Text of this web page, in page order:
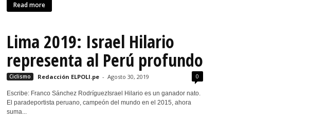
Read more
Lima 2019: Israel Hilario
representa al Perú profundo
Ciclismo Redacción ELPOLI.pe - Agosto 30, 2019 0
Escribe: Franco Sánchez RodríguezIsrael Hilario es un ganador nato.
El paradeportista peruano, campeón del mundo en el 2015, ahora
suma...